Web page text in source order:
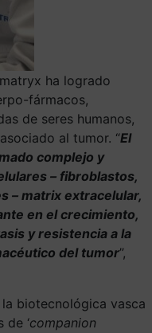
ha logrado
fármacos,
de seres humanos,
al tumor. “El
complejo y
– fibroblastos,
– matrix extracelular,
en el crecimiento,
y resistencia a la
del tumor”,
biotecnológica vasca
de ‘companion